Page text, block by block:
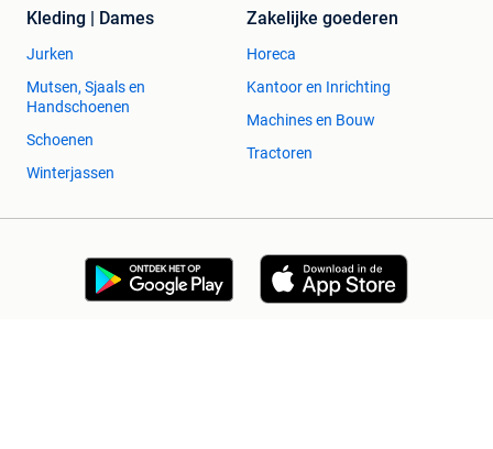
Kleding | Dames
Jurken
Mutsen, Sjaals en
Handschoenen
Schoenen
Winterjassen
Zakelijke goederen
Horeca
Kantoor en Inrichting
Machines en Bouw
Tractoren